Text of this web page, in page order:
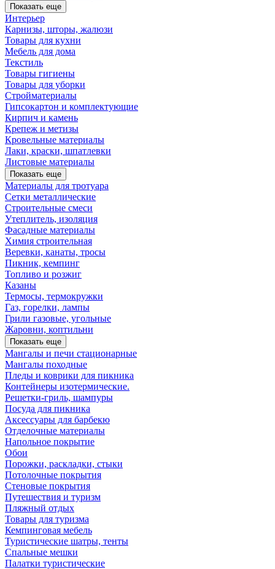
Показать еще
Интерьер
Карнизы, шторы, жалюзи
Товары для кухни
Мебель для дома
Текстиль
Товары гигиены
Товары для уборки
Стройматериалы
Гипсокартон и комплектующие
Кирпич и камень
Крепеж и метизы
Кровельные материалы
Лаки, краски, шпатлевки
Листовые материалы
Показать еще
Материалы для тротуара
Сетки металлические
Строительные смеси
Утеплитель, изоляция
Фасадные материалы
Химия строительная
Веревки, канаты, тросы
Пикник, кемпинг
Топливо и розжиг
Казаны
Термосы, термокружки
Газ, горелки, лампы
Грили газовые, угольные
Жаровни, коптильни
Показать еще
Мангалы и печи стационарные
Мангалы походные
Пледы и коврики для пикника
Контейнеры изотермические.
Решетки-гриль, шампуры
Посуда для пикника
Аксессуары для барбекю
Отделочные материалы
Напольное покрытие
Обои
Порожки, раскладки, стыки
Потолочные покрытия
Стеновые покрытия
Путешествия и туризм
Пляжный отдых
Товары для туризма
Кемпинговая мебель
Туристические шатры, тенты
Спальные мешки
Палатки туристические